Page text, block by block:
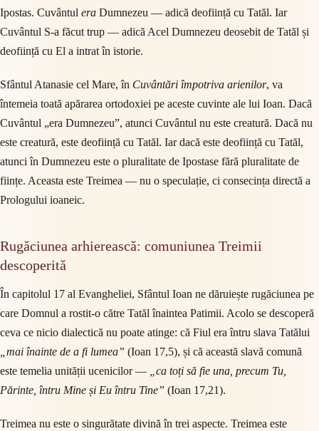
Ipostas. Cuvântul era Dumnezeu — adică deoființă cu Tatăl. Iar
Cuvântul S-a făcut trup — adică Acel Dumnezeu deosebit de Tatăl și
deoființă cu El a intrat în istorie.
Sfântul Atanasie cel Mare, în Cuvântări împotriva arienilor, va
întemeia toată apărarea ortodoxiei pe aceste cuvinte ale lui Ioan. Dacă
Cuvântul „era Dumnezeu”, atunci Cuvântul nu este creatură. Dacă nu
este creatură, este deoființă cu Tatăl. Iar dacă este deoființă cu Tatăl,
atunci în Dumnezeu este o pluralitate de Ipostase fără pluralitate de
ființe. Aceasta este Treimea — nu o speculație, ci consecința directă a
Prologului ioaneic.
Rugăciunea arhierească: comuniunea Treimii
descoperită
În capitolul 17 al Evangheliei, Sfântul Ioan ne dăruiește rugăciunea pe
care Domnul a rostit-o către Tatăl înaintea Patimii. Acolo se descoperă
ceva ce nicio dialectică nu poate atinge: că Fiul era întru slava Tatălui
„mai înainte de a fi lumea” (Ioan 17,5), și că această slavă comună
este temelia unității ucenicilor —
„ca toți să fie una, precum Tu,
Părinte, întru Mine și Eu întru Tine” (Ioan 17,21).
Treimea nu este o singurătate divină în trei aspecte. Treimea este